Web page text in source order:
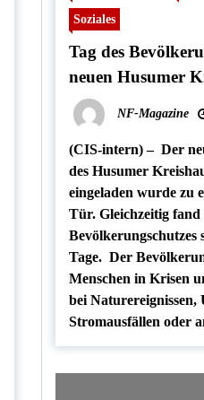
Soziales
Tag des
neuen Husumer
NF-Magazine
(CIS-intern) – Der
des Husumer
eingeladen wurde zu
Tür. Gleichzeitig fand
Bevölkerungschutzes
Tage. Der
Menschen in Krisen
bei Naturereignissen,
Stromausfällen oder